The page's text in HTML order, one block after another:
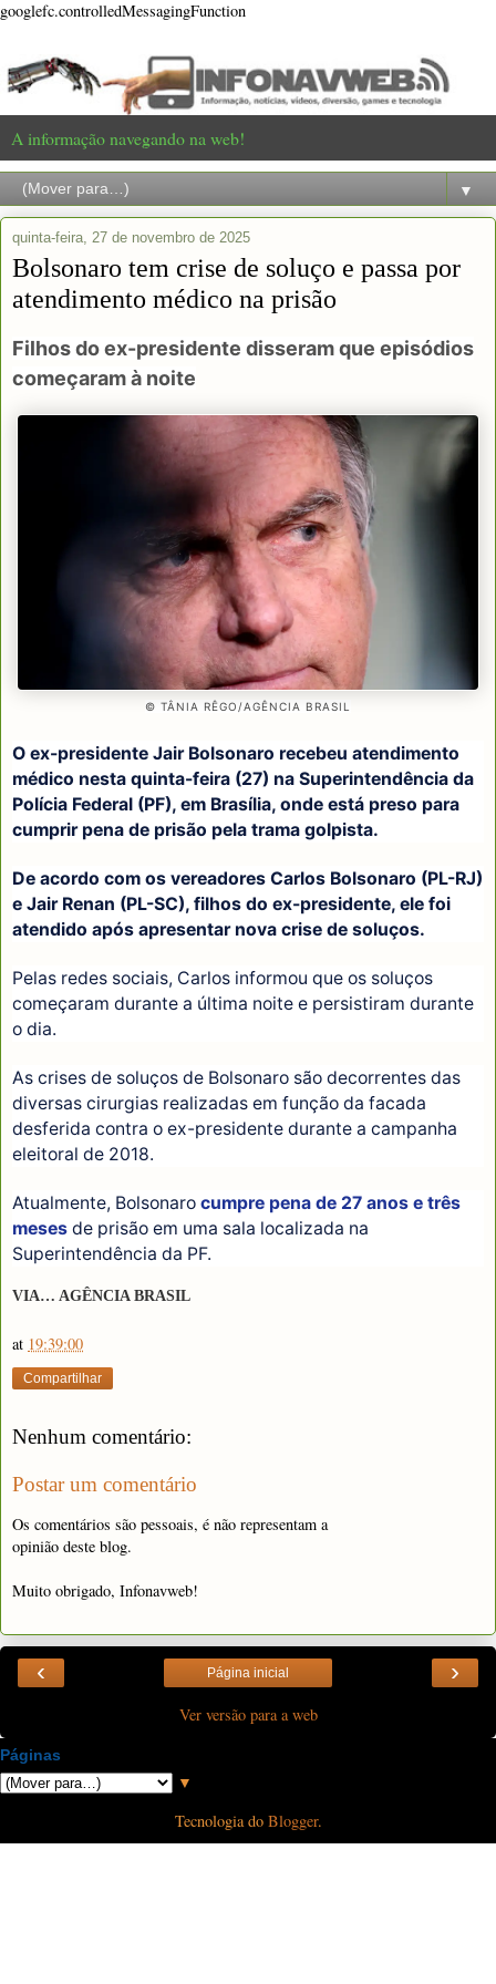
googlefc.controlledMessagingFunction
A informação navegando na web!
▼
quinta-feira, 27 de novembro de 2025
Bolsonaro tem crise de soluço e passa por
atendimento médico na prisão
Filhos do ex-presidente disseram que episódios
começaram à noite
© TÂNIA RÊGO/AGÊNCIA BRASIL
O ex-presidente Jair Bolsonaro recebeu atendimento
médico nesta quinta-feira (27) na Superintendência da
Polícia Federal (PF), em Brasília, onde está preso para
cumprir pena de prisão pela trama golpista.
De acordo com os vereadores Carlos Bolsonaro (PL-RJ)
e Jair Renan (PL-SC), filhos do ex-presidente, ele foi
atendido após apresentar nova crise de soluços.
Pelas redes sociais, Carlos informou que os soluços
começaram durante a última noite e persistiram durante
o dia.
As crises de soluços de Bolsonaro são decorrentes das
diversas cirurgias realizadas em função da facada
desferida contra o ex-presidente durante a campanha
eleitoral de 2018.
Atualmente, Bolsonaro cumpre pena de 27 anos e três
meses de prisão em uma sala localizada na
Superintendência da PF.
VIA… AGÊNCIA BRASIL
at 19:39:00
Compartilhar
Nenhum comentário:
Postar um comentário
Os comentários são pessoais, é não representam a
opinião deste blog.
Muito obrigado, Infonavweb!
‹ ›
Página inicial
Ver versão para a web
Páginas
▼
Tecnologia do Blogger.